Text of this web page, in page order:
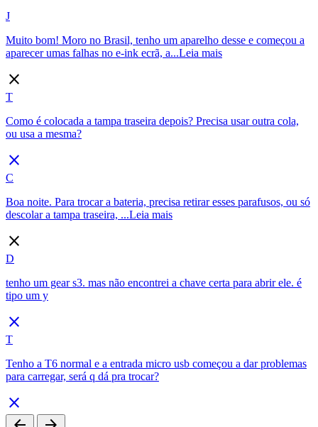
J
Muito bom! Moro no Brasil, tenho um aparelho desse e começou a
aparecer umas falhas no e-ink ecrã, a...Leia mais
close
T
Como é colocada a tampa traseira depois? Precisa usar outra cola,
ou usa a mesma?
close
C
Boa noite. Para trocar a bateria, precisa retirar esses parafusos, ou só
descolar a tampa traseira, ...Leia mais
close
D
tenho um gear s3. mas não encontrei a chave certa para abrir ele. é
tipo um y
close
T
Tenho a T6 normal e a entrada micro usb começou a dar problemas
para carregar, será q dá pra trocar?
close